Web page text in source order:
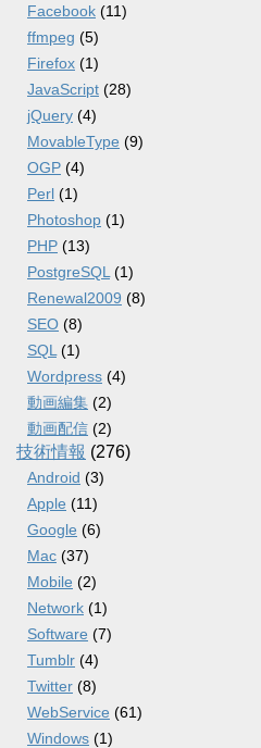
Facebook (11)
ffmpeg (5)
Firefox (1)
JavaScript (28)
jQuery (4)
MovableType (9)
OGP (4)
Perl (1)
Photoshop (1)
PHP (13)
PostgreSQL (1)
Renewal2009 (8)
SEO (8)
SQL (1)
Wordpress (4)
動画編集 (2)
動画配信 (2)
技術情報 (276)
Android (3)
Apple (11)
Google (6)
Mac (37)
Mobile (2)
Network (1)
Software (7)
Tumblr (4)
Twitter (8)
WebService (61)
Windows (1)